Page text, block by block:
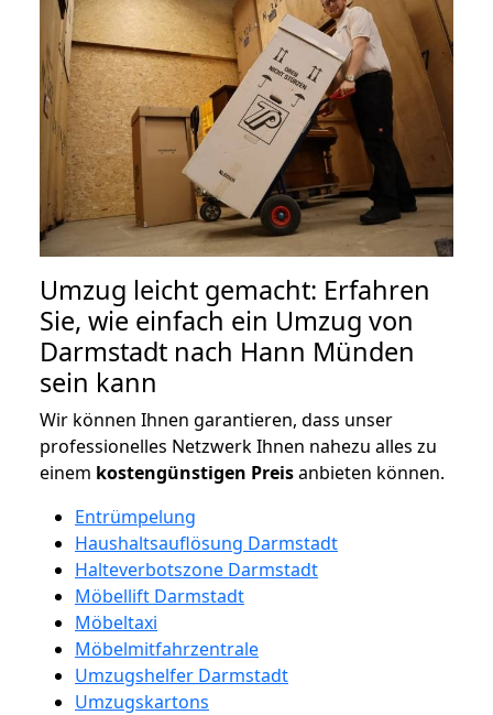
Umzug leicht gemacht: Erfahren
Sie, wie einfach ein Umzug von
Darmstadt nach Hann Münden
sein kann
Wir können Ihnen garantieren, dass unser
professionelles Netzwerk Ihnen nahezu alles zu
einem kostengünstigen Preisanbieten können.
Entrümpelung
Haushaltsauflösung Darmstadt
Halteverbotszone Darmstadt
Möbellift Darmstadt
Möbeltaxi
Möbelmitfahrzentrale
Umzugshelfer Darmstadt
Umzugskartons